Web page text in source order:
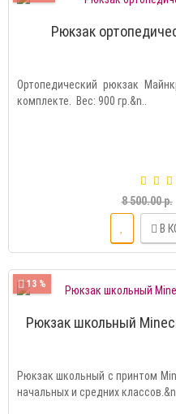
Рюкзак
Ортопедический рюкзак
комплекте. Вес: 900 гр.&n..
8 500.00 р.
В
13 %
Рюкзак школьный
Рюкзак школьный с принтом
начальных и средних